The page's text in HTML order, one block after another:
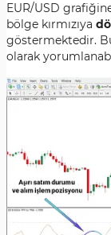
EUR/USD
bölge kırmızıya
göstermektedir.
olarak